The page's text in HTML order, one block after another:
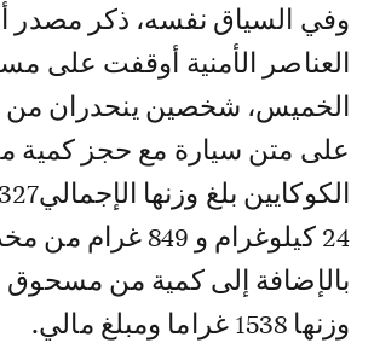
وفي السياق نفسه، ذكر مصدر أمني، أن
العناصر الأمنية أوقفت على
الخميس، شخصين ينحدران من
على متن سيارة مع حجز كمية
24 كيلوغرام و 849
بالإضافة إلى كمية من مسحوق
وزنها 1538 غراما ومبلغ مالي.